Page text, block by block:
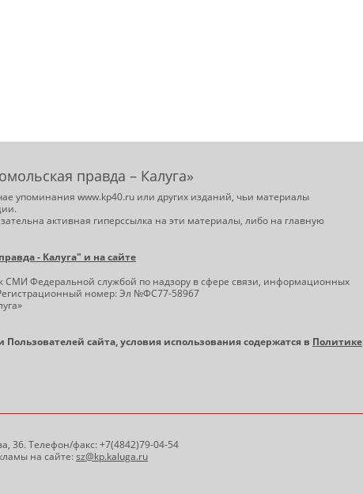
правда – Калуга»
упоминания www.kp40.ru или других изданий, чьи материалы
активная гиперссылка на эти материалы, либо на главную
- Калуга" и на сайте
СМИ Федеральной службой по надзору в сфере связи, информационных
номер: Эл №ФС77-58967
сайта, условия использования содержатся в Политике
36. Телефон/факс: +7(4842)79-04-54
на сайте:sz@kp.kaluga.ru